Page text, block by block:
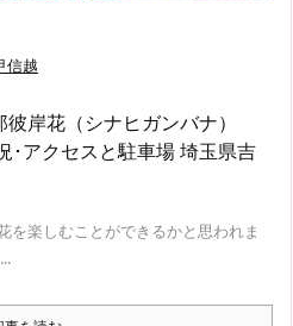
信越
岸花（シナヒガンバナ）
･アクセスと駐車場 埼玉県吉
を楽しむことができるかと思われま